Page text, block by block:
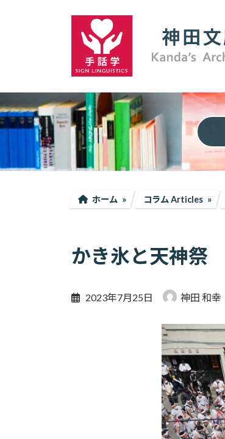
ス
キ
ッ
ン
に
移
ホーム コラム Articles
かき氷と天神祭
2023年7月25日 神田 和幸